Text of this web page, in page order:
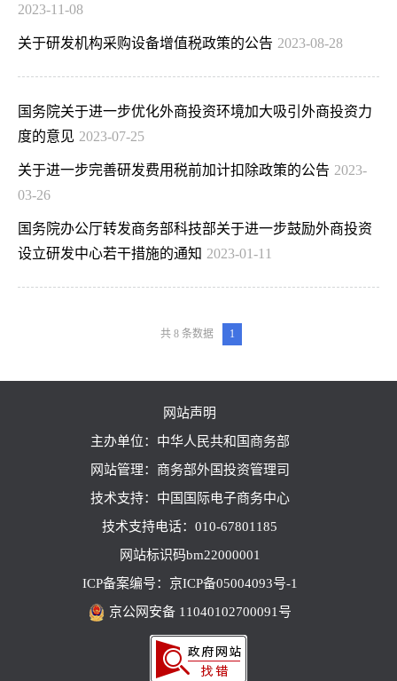
2023-11-08
关于研发机构采购设备增值税政策的公告 2023-08-28
国务院关于进一步优化外商投资环境加大吸引外商投资力
度的意见 2023-07-25
关于进一步完善研发费用税前加计扣除政策的公告 2023-
03-26
国务院办公厅转发商务部科技部关于进一步鼓励外商投资
设立研发中心若干措施的通知 2023-01-11
共 8 条数据 1
网站声明
主办单位：中华人民共和国商务部
网站管理：商务部外国投资管理司
技术支持：中国国际电子商务中心
技术支持电话：010-67801185
网站标识码bm22000001
ICP备案编号：京ICP备05004093号-1
京公网安备 11040102700091号